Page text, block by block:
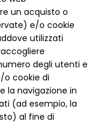
un acquisto o
e/o cookie
utilizzati
degli utenti e
o cookie di
la navigazione in
(ad esempio, la
al fine di